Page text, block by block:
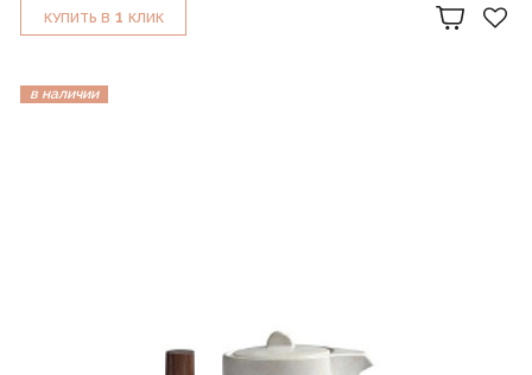
КУПИТЬ В 1 КЛИК
в наличии